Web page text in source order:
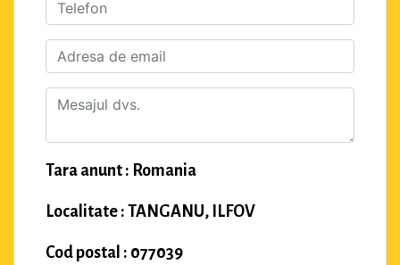
Tara anunt : Romania
Localitate : TANGANU, ILFOV
Cod postal : 077039